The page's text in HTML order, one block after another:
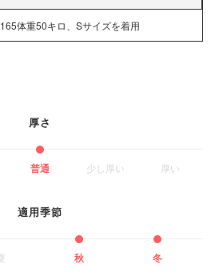
体重50キロ、Sサイズを着用
厚さ
普通 少し厚い 厚い
適用季節
秋 冬